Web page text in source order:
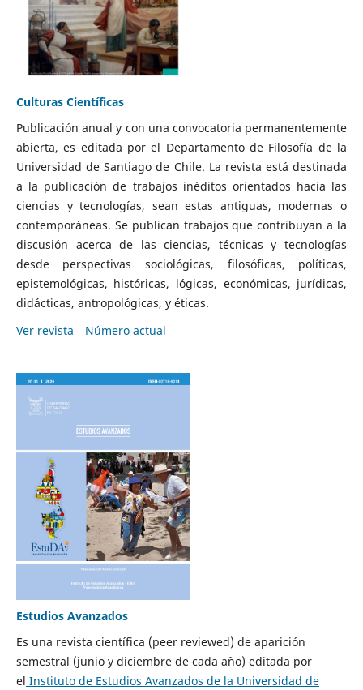
Culturas Científicas
Publicación anual y con una convocatoria permanentemente
abierta, es editada por el Departamento de Filosofía de la
Universidad de Santiago de Chile. La revista está destinada
a la publicación de trabajos inéditos orientados hacia las
ciencias y tecnologías, sean estas antiguas, modernas o
contemporáneas. Se publican trabajos que contribuyan a la
discusión acerca de las ciencias, técnicas y tecnologías
desde perspectivas sociológicas, filosóficas, políticas,
epistemológicas, históricas, lógicas, económicas, jurídicas,
didácticas, antropológicas, y éticas.
Ver revista
Número actual
Estudios Avanzados
Es una revista científica (peer reviewed) de aparición
semestral (junio y diciembre de cada año) editada por
el Instituto de Estudios Avanzados de la Universidad de